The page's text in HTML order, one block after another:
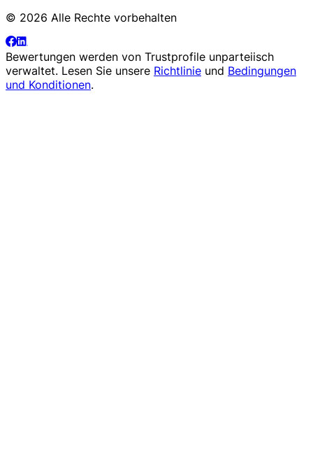
© 2026 Alle Rechte vorbehalten
Bewertungen werden von Trustprofile unparteiisch
verwaltet. Lesen Sie unsere Richtlinie und Bedingungen
und Konditionen.